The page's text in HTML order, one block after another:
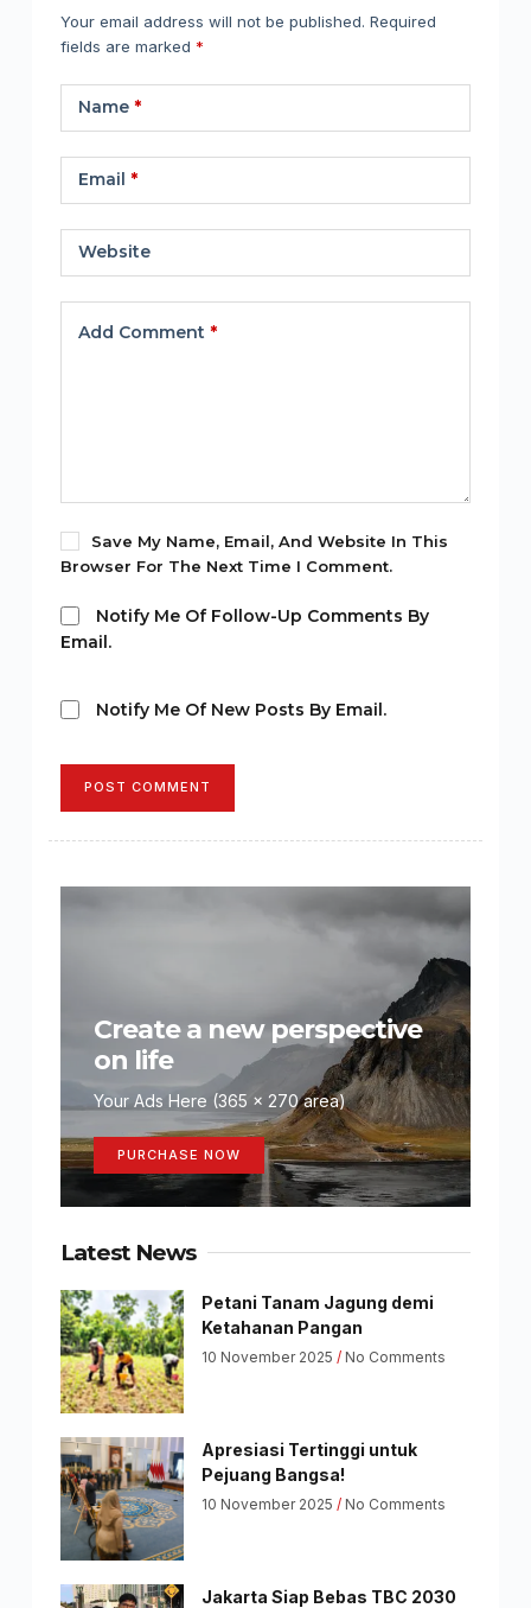
Your email address will not be published. Required
fields are marked *
Name*
Email *
Website
Add Comment *
Save My Name, Email, And Website In This
Browser For The Next Time I Comment.
Notify Me Of Follow-Up Comments By
Email.
Notify Me Of New Posts By Email.
POST COMMENT
Create a new perspective
on life
Your Ads Here (365 x 270 area)
PURCHASE NOW
Latest News
Petani Tanam Jagung demi
Ketahanan Pangan
10 November 2025 No Comments
Apresiasi Tertinggi untuk
Pejuang Bangsa!
10 November 2025 No Comments
Jakarta Siap Bebas TBC 2030